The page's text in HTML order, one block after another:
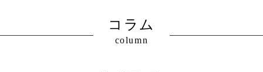
コラム
column